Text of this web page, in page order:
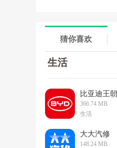
猜你喜欢
生活
比亚迪王朝
366.74 MB
生活
大大汽修
148.24 MB